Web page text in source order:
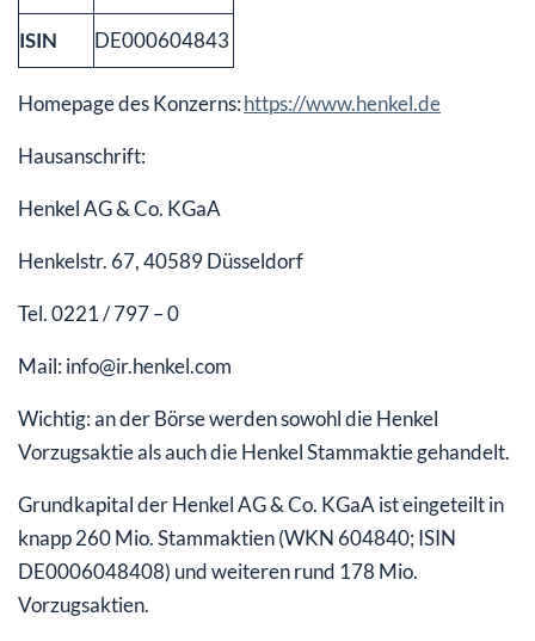
ISIN DE000604843
Homepage des Konzerns:https://www.henkel.de
Hausanschrift:
Henkel AG & Co. KGaA
Henkelstr. 67, 40589 Düsseldorf
Tel. 0221 / 797 – 0
Mail: info@ir.henkel.com
Wichtig: an der Börse werden sowohl die Henkel
Vorzugsaktie als auch die Henkel Stammaktie gehandelt.
Grundkapital der Henkel AG & Co. KGaA ist eingeteilt in
knapp 260 Mio. Stammaktien (WKN 604840; ISIN
DE0006048408) und weiteren rund 178 Mio.
Vorzugsaktien.